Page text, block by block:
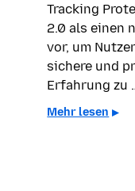
Tracking
2.0 als einen
vor, um
sichere und
Erfahrung zu
Mehr lesen